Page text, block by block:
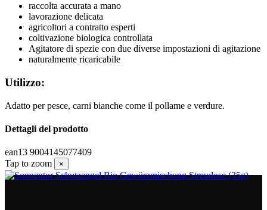
raccolta accurata a mano
lavorazione delicata
agricoltori a contratto esperti
coltivazione biologica controllata
Agitatore di spezie con due diverse impostazioni di agitazione
naturalmente ricaricabile
Utilizzo:
Adatto per pesce, carni bianche come il pollame e verdure.
Dettagli del prodotto
ean13 9004145077409
Tap to zoom
×